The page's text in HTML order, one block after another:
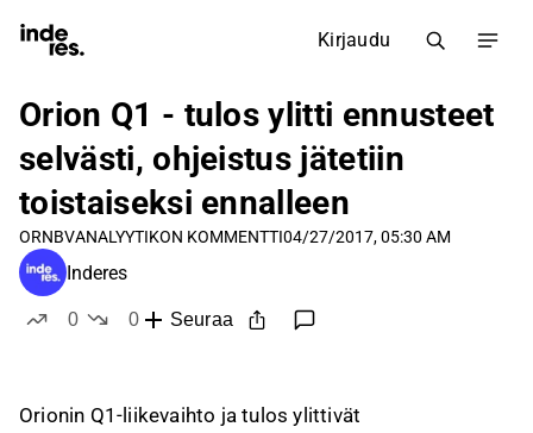
Kirjaudu
Orion Q1 - tulos ylitti ennusteet
selvästi, ohjeistus jätetiin
toistaiseksi ennalleen
ORNBVANALYYTIKON KOMMENTTI04/27/2017, 05:30 AM
Inderes
0
0
Seuraa
Orionin Q1-liikevaihto ja tulos ylittivät